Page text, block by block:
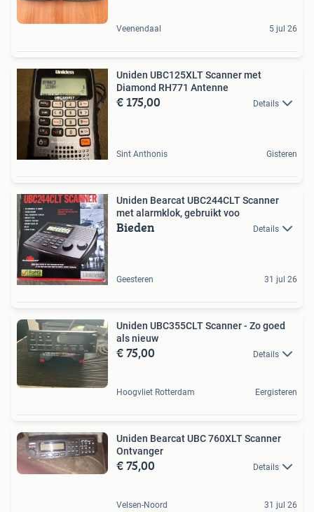
Veenendaal 5 jul 26
Uniden UBC125XLT Scanner met
Diamond RH771 Antenne
€ 175,00 Details
Sint Anthonis Gisteren
Uniden Bearcat UBC244CLT Scanner
met alarmklok, gebruikt voo
Bieden Details
Geesteren 31 jul 26
Uniden UBC355CLT Scanner - Zo goed
als nieuw
€ 75,00 Details
Hoogvliet Rotterdam Eergisteren
Uniden Bearcat UBC 760XLT Scanner
Ontvanger
€ 75,00 Details
Velsen-Noord 31 jul 26